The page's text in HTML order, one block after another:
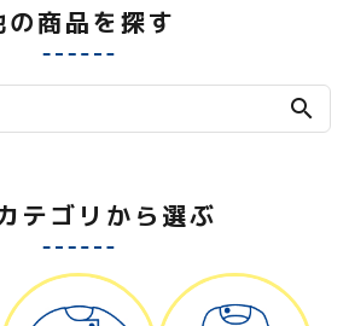
の商品を探す
search
テゴリから選ぶ